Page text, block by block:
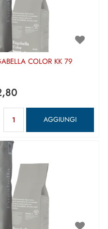
COLOR KK 79
AGGIUNGI